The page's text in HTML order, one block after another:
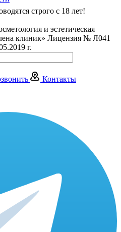
строго с 18 лет!
и эстетическая
клиник» Лицензия № Л041
г.
Контакты